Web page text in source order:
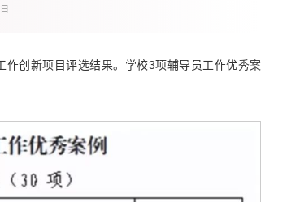
创新项目评选结果。学校3项辅导员工作优秀案